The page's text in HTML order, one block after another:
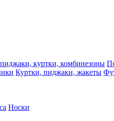
куртки, комбинезоны
Куртки, пиджаки, жакеты
Носки